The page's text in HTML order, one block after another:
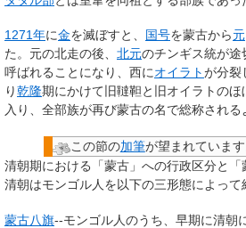
1271年に金を滅ぼすと、 国号を蒙古から元
た。元の北走の後、 北元のチンギス統が途
呼ばれることになり、西にオイラトが分裂
り乾隆期にかけて旧韃靼と旧オイラトの
入り、全部族が再び蒙古の名で総称される
この節の加筆が望まれています
清朝期における「蒙古」への行政区分と「
清朝はモンゴル人を以下の三形態によって
蒙古八旗--モンゴル人のうち、早期に清朝